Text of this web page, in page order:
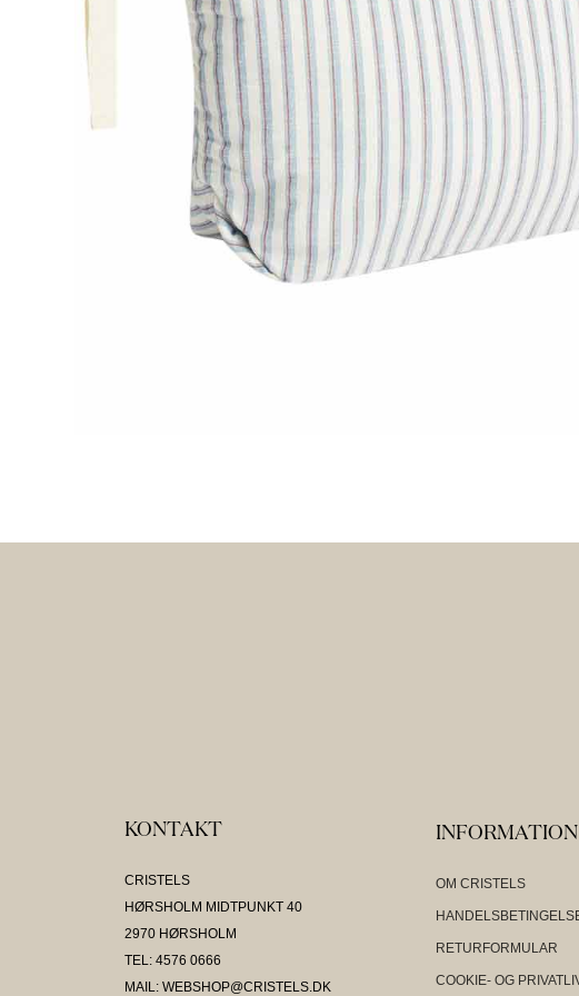
KONTAKT
CRISTELS
HØRSHOLM MIDTPUNKT 40
2970 HØRSHOLM
TEL: 4576 0666
MAIL: WEBSHOP@CRISTELS.DK
INFORMATION
OM CRISTELS
RETURFORMULAR
COOKIE- OG